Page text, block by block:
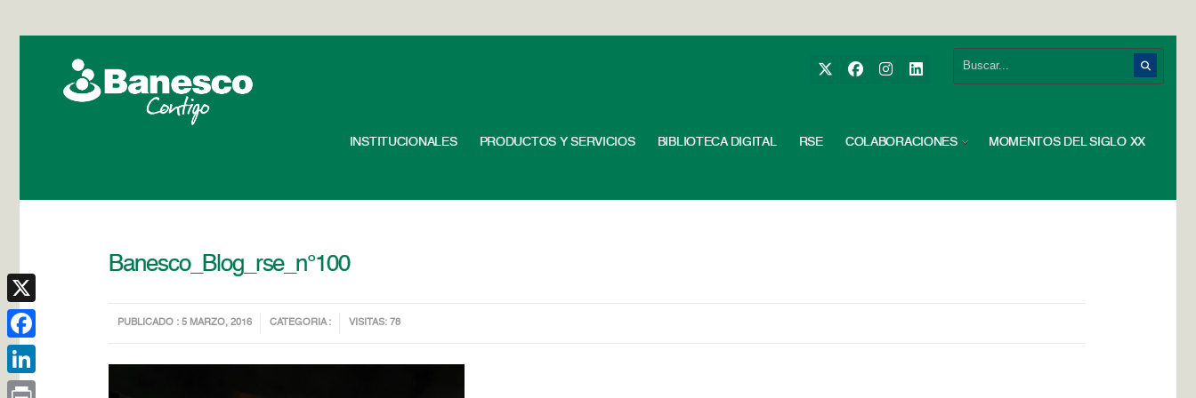
INSTITUCIONALES PRODUCTOS Y SERVICIOS BIBLIOTECA DIGITAL RSE COLABORACIONES MOMENTOS DEL SIGLO XX
Banesco_Blog_rse_n°100
PUBLICADO : 5 MARZO, 2016 CATEGORIA : VISITAS: 78
X
Facebook
LinkedIn